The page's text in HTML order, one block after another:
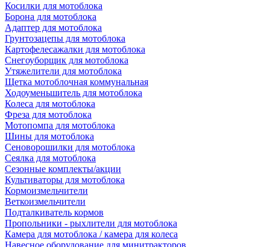
Косилки для мотоблока
Борона для мотоблока
Адаптер для мотоблока
Грунтозацепы для мотоблока
Картофелесажалки для мотоблока
Снегоуборщик для мотоблока
Утяжелители для мотоблока
Щетка мотоблочная коммунальная
Ходоуменьшитель для мотоблока
Колеса для мотоблока
Фреза для мотоблока
Мотопомпа для мотоблока
Шины для мотоблока
Сеноворошилки для мотоблока
Сеялка для мотоблока
Сезонные комплекты/акции
Культиваторы для мотоблока
Кормоизмельчители
Веткоизмельчители
Подталкиватель кормов
Пропольники - рыхлители для мотоблока
Камера для мотоблока / камера для колеса
Навесное оборудование для минитракторов